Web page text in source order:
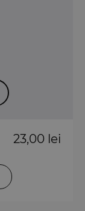
23,00 lei